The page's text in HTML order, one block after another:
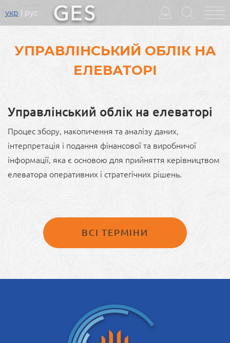
укр рус
Головне
меню
УПРАВЛІНСЬКИЙ ОБЛІК НА
ЕЛЕВАТОРІ
Управлінський облік на елеваторі
Процес збору, накопичення та аналізу даних,
інтерпретація і подання фінансової та виробничої
інформації, яка є основою для прийняття керівництвом
елеватора оперативних і стратегічних рішень.
ВСІ ТЕРМІНИ